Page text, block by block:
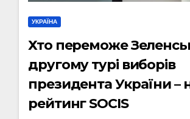
УКРАЇНА
Хто переможе
другому турі виборів
президента України –
рейтинг SOCIS